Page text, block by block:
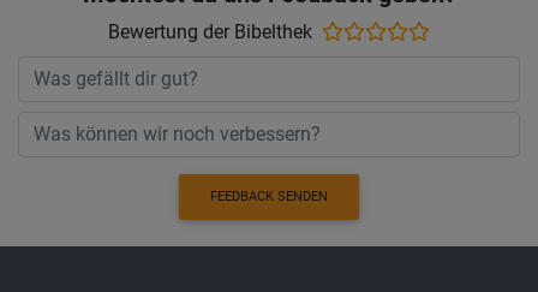
Bewertung der Bibelthek
FEEDBACK SENDEN